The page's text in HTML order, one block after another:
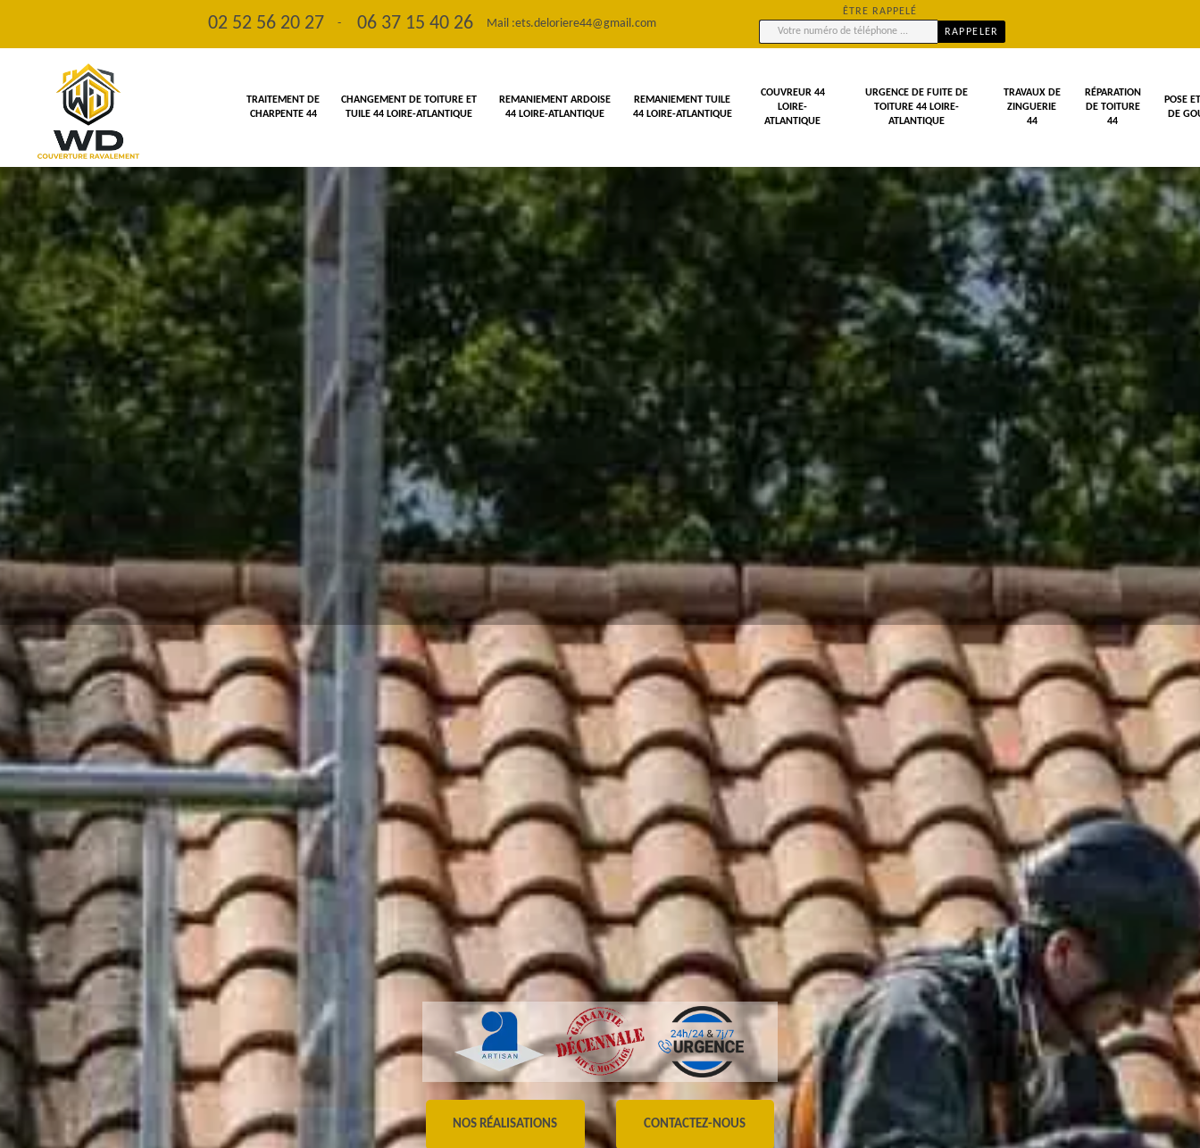
02 52 56 20 27 - 06 37 15 40 26 Mail :ets.deloriere44@gmail.com
ÊTRE RAPPELÉ
TRAITEMENT DE
CHARPENTE 44
CHANGEMENT DE TOITURE ET
TUILE 44 LOIRE-ATLANTIQUE
REMANIEMENT ARDOISE
44 LOIRE-ATLANTIQUE
REMANIEMENT TUILE
44 LOIRE-ATLANTIQUE
COUVREUR 44
LOIRE-
ATLANTIQUE
URGENCE DE FUITE DE
TOITURE 44 LOIRE-
ATLANTIQUE
TRAVAUX DE
ZINGUERIE
44
RÉPARATION
DE TOITURE
44
POSE
DE
NOS RÉALISATIONS CONTACTEZ-NOUS